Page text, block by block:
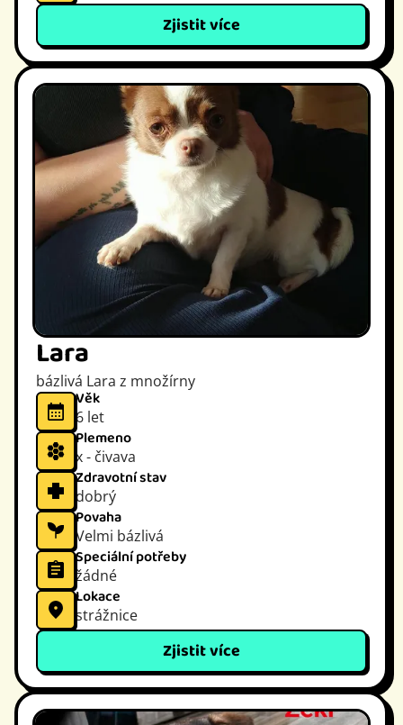
Zjistit více
Lara
bázlivá Lara z množírny
Věk
6 let
Plemeno
x - čivava
Zdravotní stav
dobrý
Povaha
Velmi bázlivá
Speciální potřeby
žádné
Lokace
strážnice
Zjistit více